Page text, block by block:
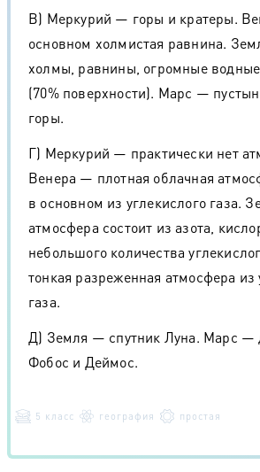
В) Меркурий — горы и кратеры.
основном холмистая равнина.
холмы, равнины, огромные водные
(70% поверхности). Марс —
горы.
Г) Меркурий — практически нет
Венера — плотная облачная
в основном из углекислого газа.
атмосфера состоит из азота,
небольшого количества
тонкая разреженная атмосфера из
газа.
Д) Земля — спутник Луна. Марс —
Фобос и Деймос.
5 класс география простая